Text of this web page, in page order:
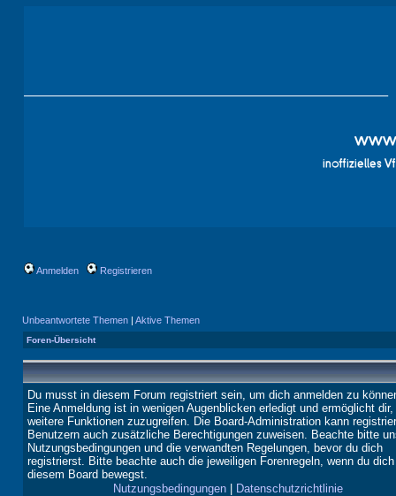
Anmelden Registrieren
Unbeantwortete Themen | Aktive Themen
Foren-Übersicht
Du musst in diesem Forum registriert sein, um dich anmelden zu
Eine Anmeldung ist in wenigen Augenblicken erledigt und ermöglicht
weitere Funktionen zuzugreifen. Die Board-Administration kann
Benutzern auch zusätzliche Berechtigungen zuweisen. Beachte bitte
Nutzungsbedingungen und die verwandten Regelungen, bevor du dich
registrierst. Bitte beachte auch die jeweiligen Forenregeln, wenn du
diesem Board bewegst.
Nutzungsbedingungen| Datenschutzrichtlinie